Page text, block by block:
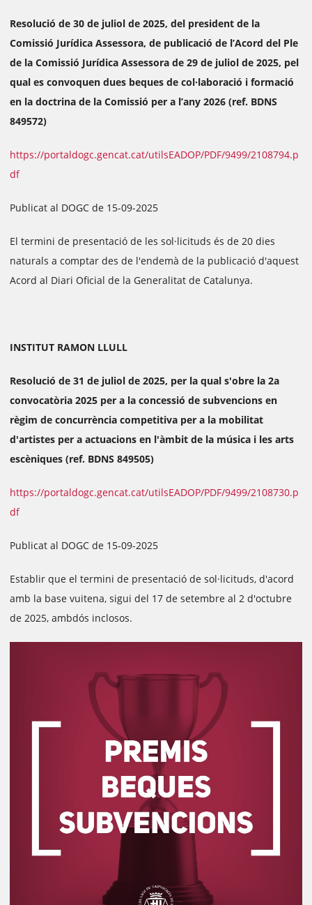
Resolució de 30 de juliol de 2025, del president de la
Comissió Jurídica Assessora, de publicació de l’Acord del Ple
de la Comissió Jurídica Assessora de 29 de juliol de 2025, pel
qual es convoquen dues beques de col·laboració i formació
en la doctrina de la Comissió per a l’any 2026 (ref. BDNS
849572)
https://portaldogc.gencat.cat/utilsEADOP/PDF/9499/2108794.p
df
Publicat al DOGC de 15-09-2025
El termini de presentació de les sol·licituds és de 20 dies
naturals a comptar des de l'endemà de la publicació d'aquest
Acord al Diari Oficial de la Generalitat de Catalunya.
INSTITUT RAMON LLULL
Resolució de 31 de juliol de 2025, per la qual s'obre la 2a
convocatòria 2025 per a la concessió de subvencions en
règim de concurrència competitiva per a la mobilitat
d'artistes per a actuacions en l'àmbit de la música i les arts
escèniques (ref. BDNS 849505)
https://portaldogc.gencat.cat/utilsEADOP/PDF/9499/2108730.p
df
Publicat al DOGC de 15-09-2025
Establir que el termini de presentació de sol·licituds, d'acord
amb la base vuitena, sigui del 17 de setembre al 2 d'octubre
de 2025, ambdós inclosos.